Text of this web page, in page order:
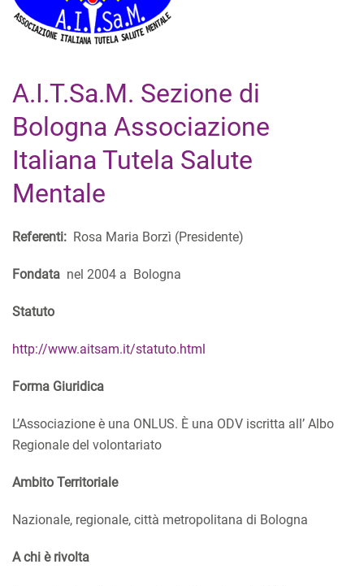
A.I.T.Sa.M. Sezione di
Bologna Associazione
Italiana Tutela Salute
Mentale
Referenti: Rosa Maria Borzì (Presidente)
Fondata nel 2004 a Bologna
Statuto
http://www.aitsam.it/statuto.html
Forma Giuridica
L’Associazione è una ONLUS. È una ODV iscritta all’ Albo
Regionale del volontariato
Ambito Territoriale
Nazionale, regionale, città metropolitana di Bologna
A chi è rivolta